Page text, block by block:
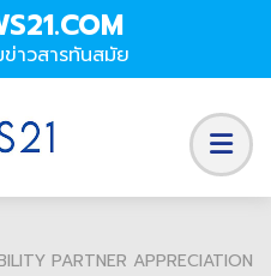
ข่าวสารทันสมัย
PARTNER APPRECIATION